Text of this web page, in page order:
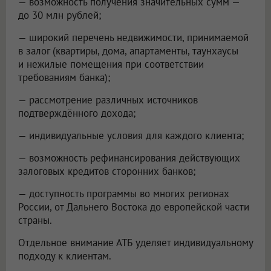
до 30 млн рублей;
— широкий перечень недвижимости, принимаемой
в залог (квартиры, дома, апартаменты, таунхаусы
и нежилые помещения при соответствии
требованиям банка);
— рассмотрение различных источников
подтверждённого дохода;
— индивидуальные условия для каждого клиента;
— возможность рефинансирования действующих
залоговых кредитов сторонних банков;
— доступность программы во многих регионах
России, от Дальнего Востока до европейской части
страны.
Отдельное внимание АТБ уделяет индивидуальному
подходу к клиентам.